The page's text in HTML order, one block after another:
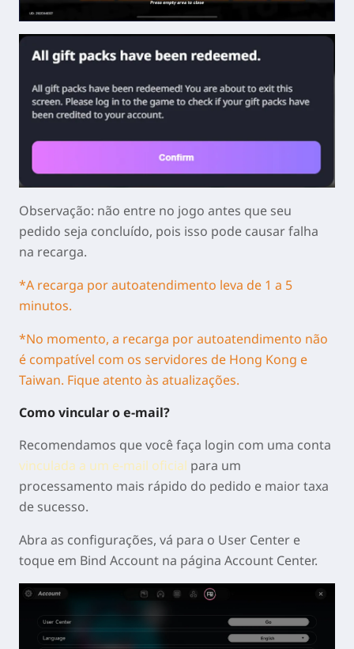
Observação: não entre no jogo antes que seu
pedido seja concluído, pois isso pode causar falha
na recarga.
*A recarga por autoatendimento leva de 1 a 5
minutos.
*No momento, a recarga por autoatendimento não
é compatível com os servidores de Hong Kong e
Taiwan. Fique atento às atualizações.
Como vincular o e-mail?
Recomendamos que você faça login com uma conta
vinculada a um e-mail oficial para um
processamento mais rápido do pedido e maior taxa
de sucesso.
Abra as configurações, vá para o User Center e
toque em Bind Account na página Account Center.